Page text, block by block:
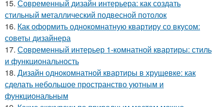
15. Современный дизайн интерьера: как создать
стильный металлический подвесной потолок
16. Как оформить однокомнатную квартиру со вкусом:
советы дизайнера
17. Современный интерьер 1-комнатной квартиры: стиль
и функциональность
18. Дизайн однокомнатной квартиры в хрущевке: как
сделать небольшое пространство уютным и
функциональным